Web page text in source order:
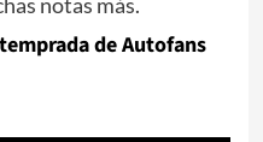
notas más.
de Autofans